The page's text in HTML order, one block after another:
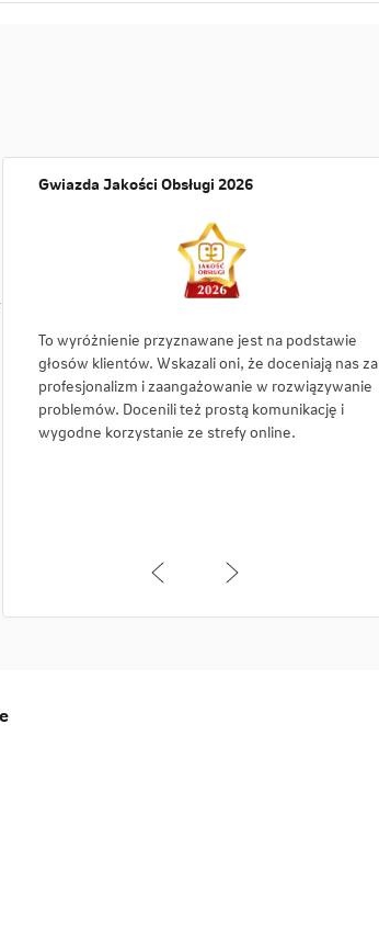
Gwiazda Jakości Obsługi 2026
To wyróżnienie przyznawane jest na podstawie
głosów klientów. Wskazali oni, że doceniają nas za
profesjonalizm i zaangażowanie w rozwiązywanie
problemów. Docenili też prostą komunikację i
wygodne korzystanie ze strefy online.